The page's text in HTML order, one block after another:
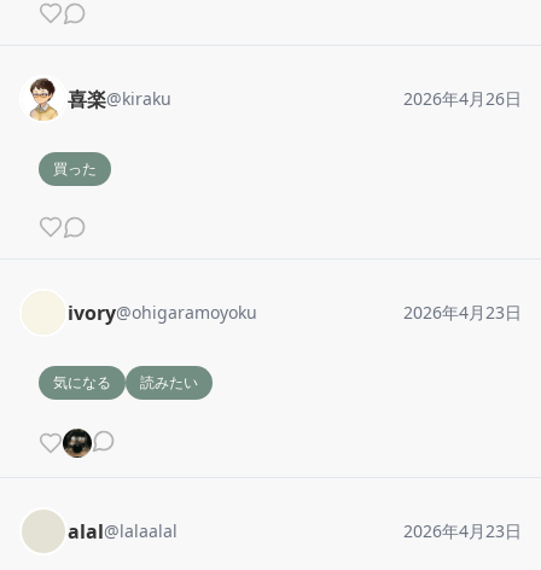
喜楽@kiraku 2026年4月26日
買った
ivory@ohigaramoyoku 2026年4月23日
気になる 読みたい
alal@lalaalal 2026年4月23日